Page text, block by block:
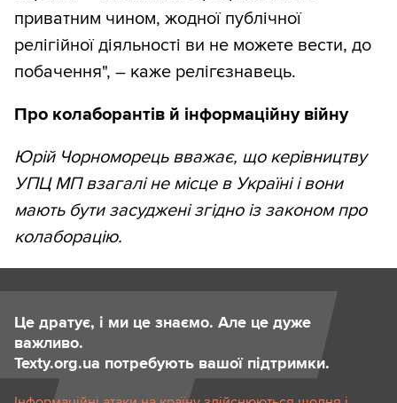
приватним чином, жодної публічної
релігійної діяльності ви не можете вести, до
побачення", – каже релігєзнавець.
Про колаборантів й інформаційну війну
Юрій Чорноморець вважає, що керівництву
УПЦ МП взагалі не місце в Україні і вони
мають бути засуджені згідно із законом про
колаборацію.
Це дратує, і ми це знаємо. Але це дуже
важливо.
Texty.org.ua потребують вашої підтримки.